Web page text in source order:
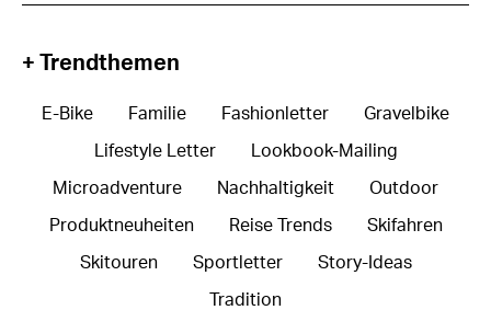
+ Trendthemen
E-Bike Familie Fashionletter Gravelbike
Lifestyle Letter Lookbook-Mailing
Microadventure Nachhaltigkeit Outdoor
Produktneuheiten Reise Trends Skifahren
Skitouren Sportletter Story-Ideas
Tradition